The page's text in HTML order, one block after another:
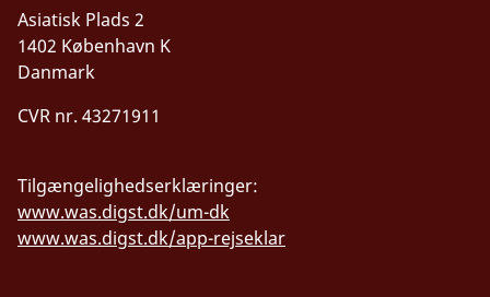
Asiatisk Plads 2
1402 København K
Danmark
CVR nr. 43271911
Tilgængelighedserklæringer:
www.was.digst.dk/um-dk
www.was.digst.dk/app-rejseklar